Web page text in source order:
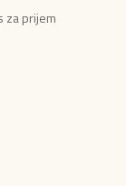
za prijem